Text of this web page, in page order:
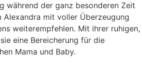
während der ganz besonderen Zeit
Alexandra mit voller Überzeugung
weiterempfehlen. Mit ihrer ruhigen,
eine Bereicherung für die
Mama und Baby.